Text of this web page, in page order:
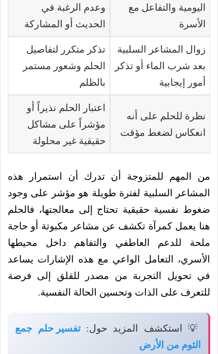
اليومية والتفاعل مع
الأسرة
وعدم الرغبة في
الحديث أو المشاركة
زوال المشاعر السلبية
بعد شرب الماء أو تذكر
أمور إيجابية
تذكر متكرر لتفاصيل
الحلم وشعور مستمر
بالظلم
نظرة للحلم على أنه
انعكاس لضغط مؤقت
اعتبار الحلم نذيراً أو
مؤشراً على مشاكل
حقيقية غير محلولة
من المهم للمتزوجة أن تدرك أن استمرار هذه
المشاعر السلبية لفترة طويلة هو مؤشر على وجود
ضغوط نفسية حقيقية تحتاج إلى معالجتها، فالحلم
هنا يعمل كمرآة تكشف عن مشاعر مكبوتة أو حاجة
ملحة للدعم العاطفي والتفاهم داخل محيطها
الأسري، التعامل الواعي مع هذه الإشارات يساعد
في تحويل التجربة من مصدر للقلق إلى فرصة
للتعرف على الذات وتحسين الحالة النفسية.
💡 استكشف المزيد حول:تفسير حلم جمع
الثوم من الأرض